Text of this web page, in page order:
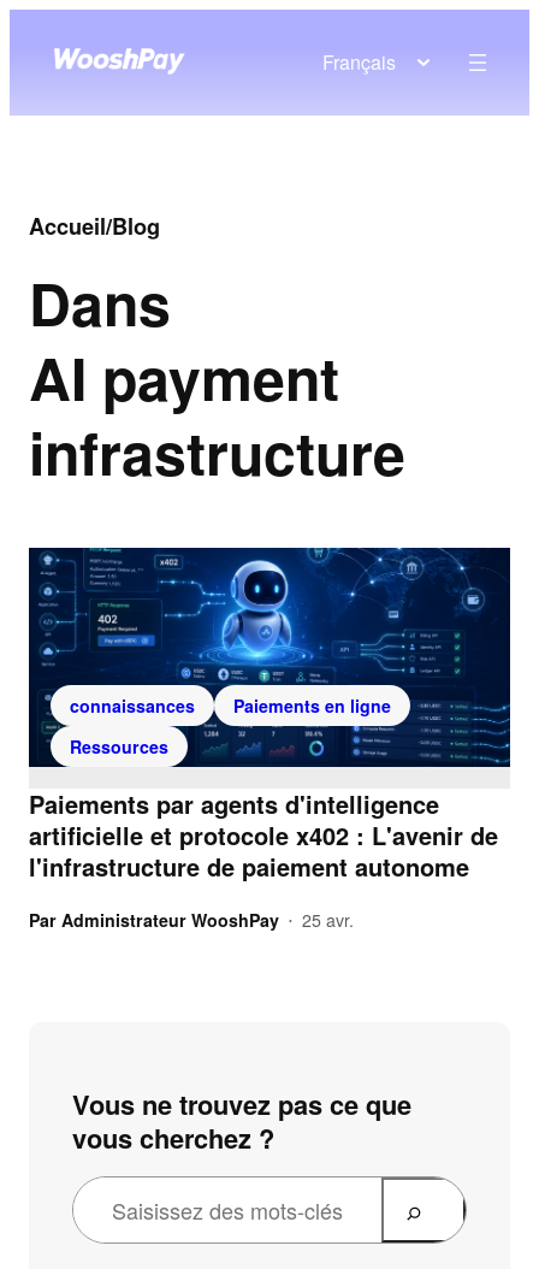
Français
Accueil/Blog
Dans
AI payment
infrastructure
connaissances
Paiements en ligne
Ressources
Paiements par agents d'intelligence
artificielle et protocole x402 : L'avenir de
l'infrastructure de paiement autonome
Par Administrateur WooshPay • 25 avr.
Vous ne trouvez pas ce que
vous cherchez ?